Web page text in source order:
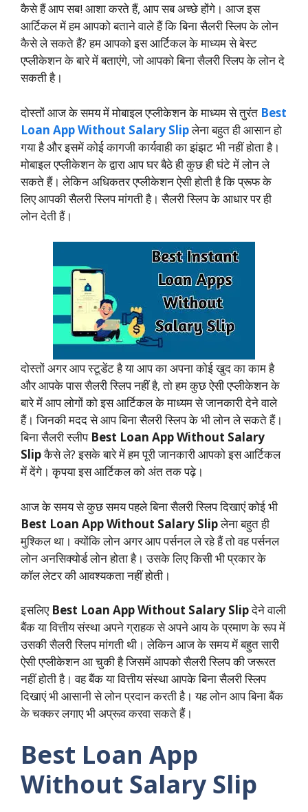
कैसे हैं आप सब! आशा करते हैं, आप सब अच्छे होंगे। आज इस
आर्टिकल में हम आपको बताने वाले हैं कि बिना सैलरी स्लिप के लोन
कैसे ले सकते हैं? हम आपको इस आर्टिकल के माध्यम से बेस्ट
एप्लीकेशन के बारे में बताएंगे, जो आपको बिना सैलरी स्लिप के लोन दे
सकती है।
दोस्तों आज के समय में मोबाइल एप्लीकेशन के माध्यम से तुरंत Best
Loan App Without Salary Slipलेना बहुत ही आसान हो
गया है और इसमें कोई कागजी कार्यवाही का झंझट भी नहीं होता है।
मोबाइल एप्लीकेशन के द्वारा आप घर बैठे ही कुछ ही घंटे में लोन ले
सकते हैं। लेकिन अधिकतर एप्लीकेशन ऐसी होती है कि प्रूफ के
लिए आपकी सैलरी स्लिप मांगती है। सैलरी स्लिप के आधार पर ही
लोन देती हैं।
दोस्तों अगर आप स्टूडेंट है या आप का अपना कोई खुद का काम है
और आपके पास सैलरी स्लिप नहीं है, तो हम कुछ ऐसी एप्लीकेशन के
बारे में आप लोगों को इस आर्टिकल के माध्यम से जानकारी देने वाले
हैं। जिनकी मदद से आप बिना सैलरी स्लिप के भी लोन ले सकते हैं।
बिना सैलरी स्लीप Best Loan App Without Salary
Slipकैसे ले? इसके बारे में हम पूरी जानकारी आपको इस आर्टिकल
में देंगे। कृपया इस आर्टिकल को अंत तक पढ़े।
आज के समय से कुछ समय पहले बिना सैलरी स्लिप दिखाएं कोई भी
Best Loan App Without Salary Slipलेना बहुत ही
मुश्किल था। क्योंकि लोन अगर आप पर्सनल ले रहे हैं तो वह पर्सनल
लोन अनसिक्योर्ड लोन होता है। उसके लिए किसी भी प्रकार के
कॉल लेटर की आवश्यकता नहीं होती।
इसलिए Best Loan App Without Salary Slipदेने वाली
बैंक या वित्तीय संस्था अपने ग्राहक से अपने आय के प्रमाण के रूप में
उसकी सैलरी स्लिप मांगती थी। लेकिन आज के समय में बहुत सारी
ऐसी एप्लीकेशन आ चुकी है जिसमें आपको सैलरी स्लिप की जरूरत
नहीं होती है। वह बैंक या वित्तीय संस्था आपके बिना सैलरी स्लिप
दिखाएं भी आसानी से लोन प्रदान करती है। यह लोन आप बिना बैंक
के चक्कर लगाए भी अप्रूव करवा सकते हैं।
Best Loan App
Without Salary Slip